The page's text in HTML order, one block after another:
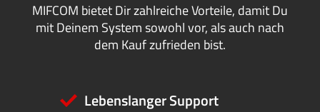
MIFCOM bietet Dir zahlreiche Vorteile, damit Du
mit Deinem System sowohl vor, als auch nach
dem Kauf zufrieden bist.
Lebenslanger Support